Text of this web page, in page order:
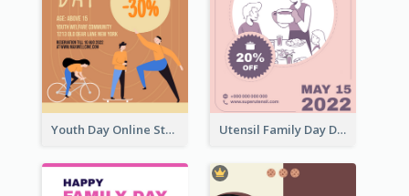
Youth Day Online Store Discount Flyer Utensil Family Day Discount Flyer